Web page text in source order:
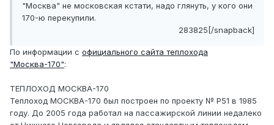
"Москва" не московская кстати, надо глянуть, у кого они
170-ю перекупили.
283825[/snapback]
По информации с официального сайта теплохода
"Москва-170":
ТЕПЛОХОД МОСКВА-170
Теплоход МОСКВА-170 был построен по проекту № Р51 в 1985
году. До 2005 года работал на пассажирской линии недалеко